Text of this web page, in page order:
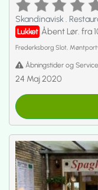
Skandinavisk.
Lukket Åbent Lør. fra
Frederksborg Slot,
Åbningstider og
24 Maj 2020